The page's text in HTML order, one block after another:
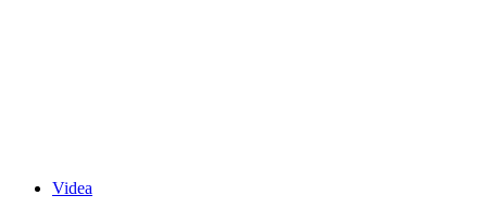
Videa